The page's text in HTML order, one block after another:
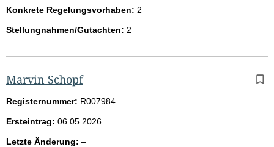
Konkrete Regelungsvorhaben: 2
Stellungnahmen/Gutachten: 2
Marvin Schopf
Registernummer: R007984
Ersteintrag: 06.05.2026
Letzte Änderung: –l